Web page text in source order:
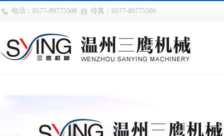
世界杯购买网站(中国)官方登录入
电话：0577-89775508 传真：0577-89775506